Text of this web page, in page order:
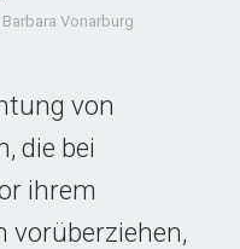
Barbara Vonarburg
von
die bei
ihrem
vorüberziehen,